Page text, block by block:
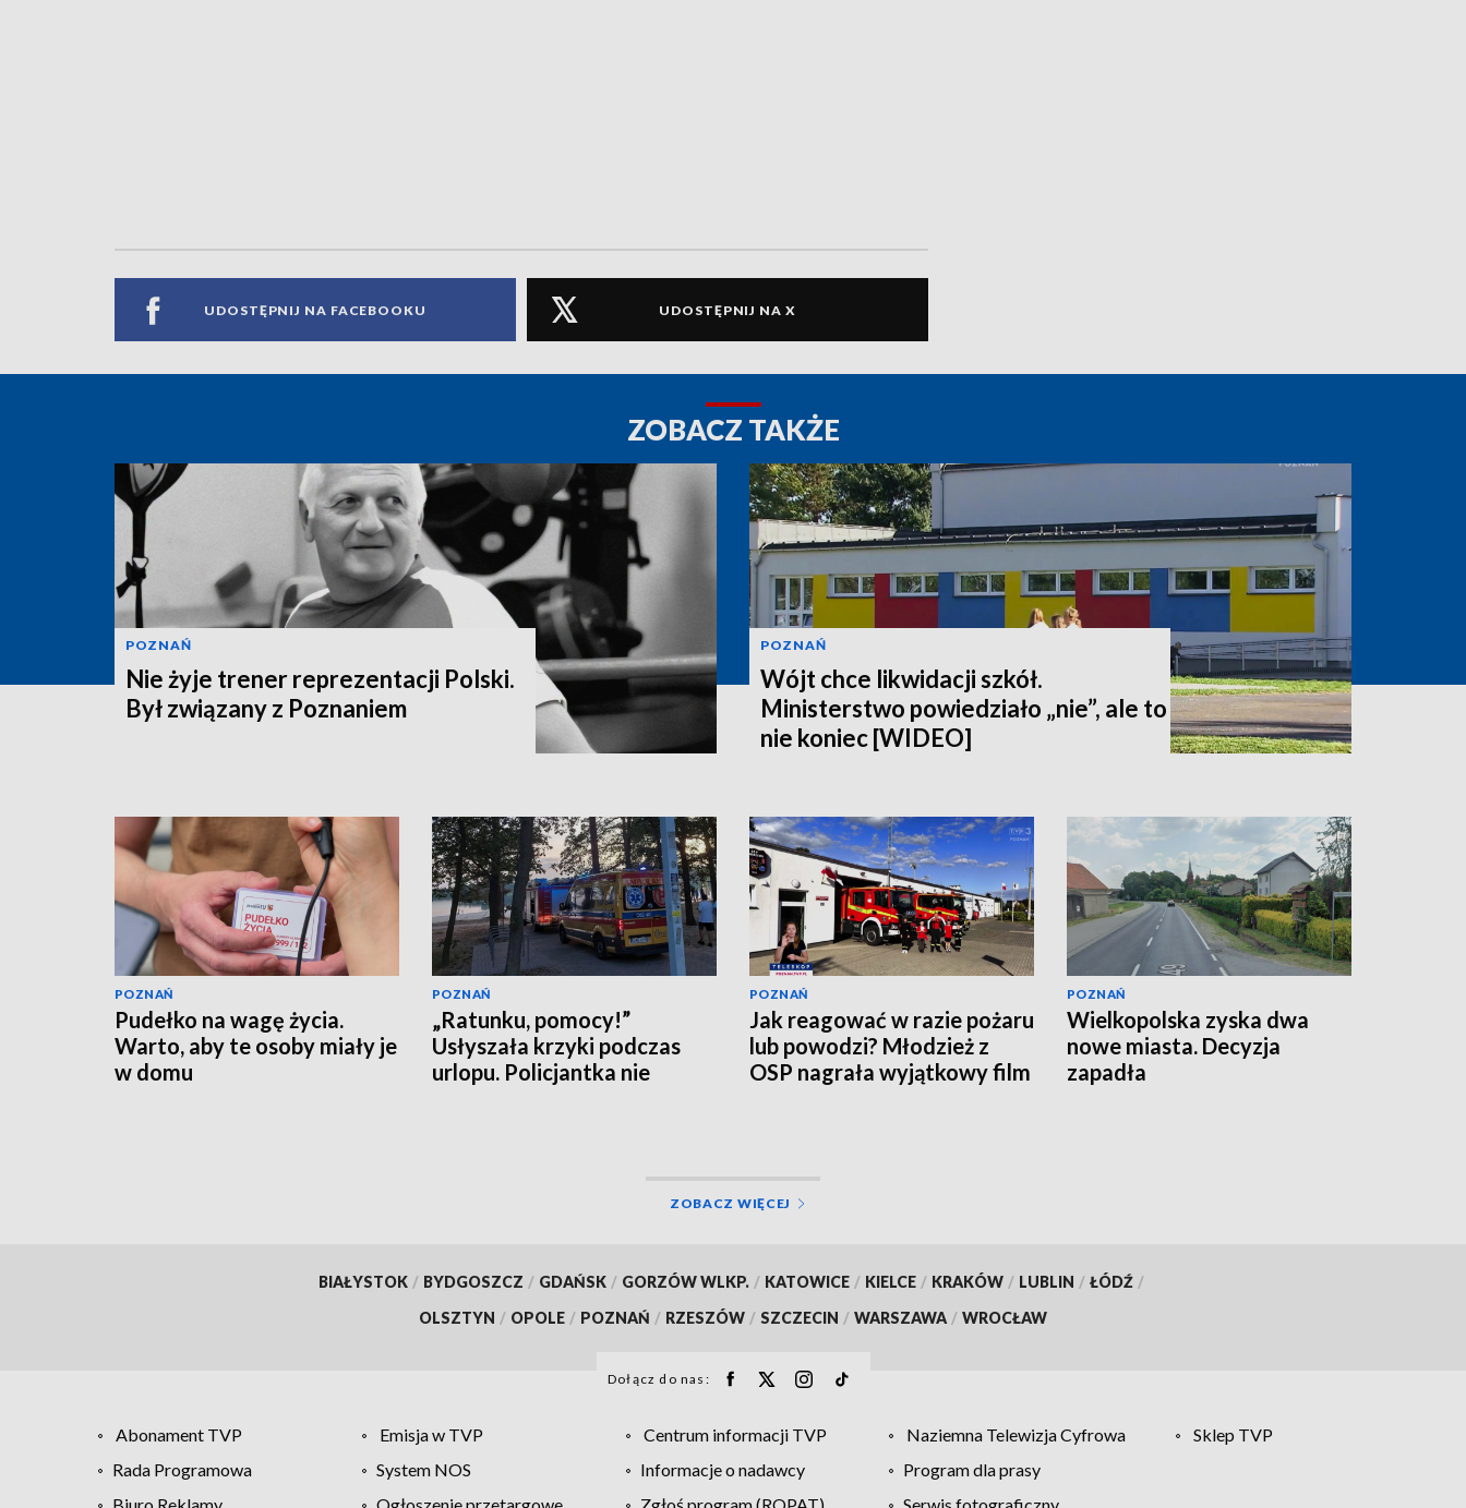
UDOSTĘPNIJ NA FACEBOOKU UDOSTĘPNIJ NA X
ZOBACZ TAKŻE
POZNAŃ
Nie żyje trener reprezentacji Polski.
Był związany z Poznaniem
POZNAŃ
Wójt chce likwidacji szkół.
Ministerstwo powiedziało „nie”, ale to
nie koniec [WIDEO]
POZNAŃ
Pudełko na wagę życia.
Warto, aby te osoby miały je
w domu
POZNAŃ
„Ratunku, pomocy!”
Usłyszała krzyki podczas
urlopu. Policjantka nie
POZNAŃ
Jak reagować w razie pożaru
lub powodzi? Młodzież z
OSP nagrała wyjątkowy film
POZNAŃ
Wielkopolska zyska dwa
nowe miasta. Decyzja
zapadła
ZOBACZ WIĘCEJ
BIAŁYSTOK / BYDGOSZCZ / GDAŃSK / GORZÓW WLKP. / KATOWICE / KIELCE / KRAKÓW / LUBLIN / ŁÓDŹ /
OLSZTYN / OPOLE / POZNAŃ / RZESZÓW / SZCZECIN / WARSZAWA / WROCŁAW
Dołącz do nas:
Abonament TVP Emisja w TVP Centrum informacji TVP Naziemna Telewizja Cyfrowa
Sklep TVP
Rada Programowa
System NOS Informacje o nadawcy
Program dla prasy